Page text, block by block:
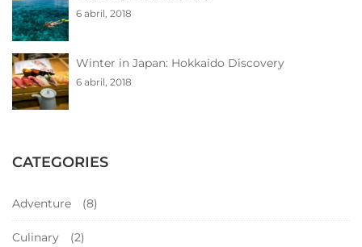
6 abril, 2018
Winter in Japan: Hokkaido Discovery
6 abril, 2018
CATEGORIES
Adventure (8)
Culinary (2)